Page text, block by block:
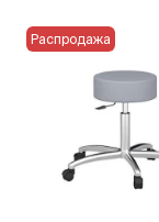
Распродажа